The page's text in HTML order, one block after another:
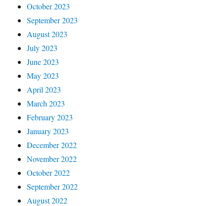
October 2023
September 2023
August 2023
July 2023
June 2023
May 2023
April 2023
March 2023
February 2023
January 2023
December 2022
November 2022
October 2022
September 2022
August 2022